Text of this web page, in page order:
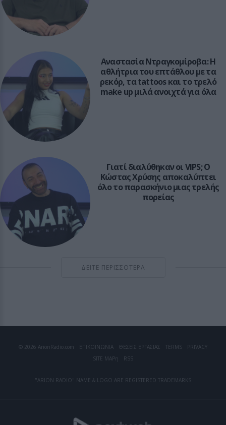
Αναστασία Ντραγκομίροβα: H
αθλήτρια του επτάθλου με τα
ρεκόρ, τα tattoos και το τρελό
make up μιλά ανοιχτά για όλα
Γιατί διαλύθηκαν οι VIPS; Ο
Κώστας Χρύσης αποκαλύπτει
όλο το παρασκήνιο μιας τρελής
πορείας
ΔΕΙΤΕ ΠΕΡΙΣΣΟΤΕΡΑ
© 2026 ArionRadio.com ΕΠΙΚΟΙΝΩΝΙΑ ΘΕΣΕΙΣ ΕΡΓΑΣΙΑΣ TERMS
PRIVACY
SITE MAPη RSS
"ARION RADIO" NAME & LOGO ARE REGISTERED TRADEMARKS